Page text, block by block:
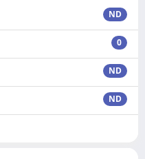
ND
0
ND
ND